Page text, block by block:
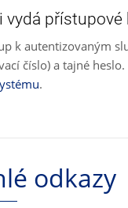
vydá přístupové
k autentizovaným
číslo) a tajné
.
odkazy